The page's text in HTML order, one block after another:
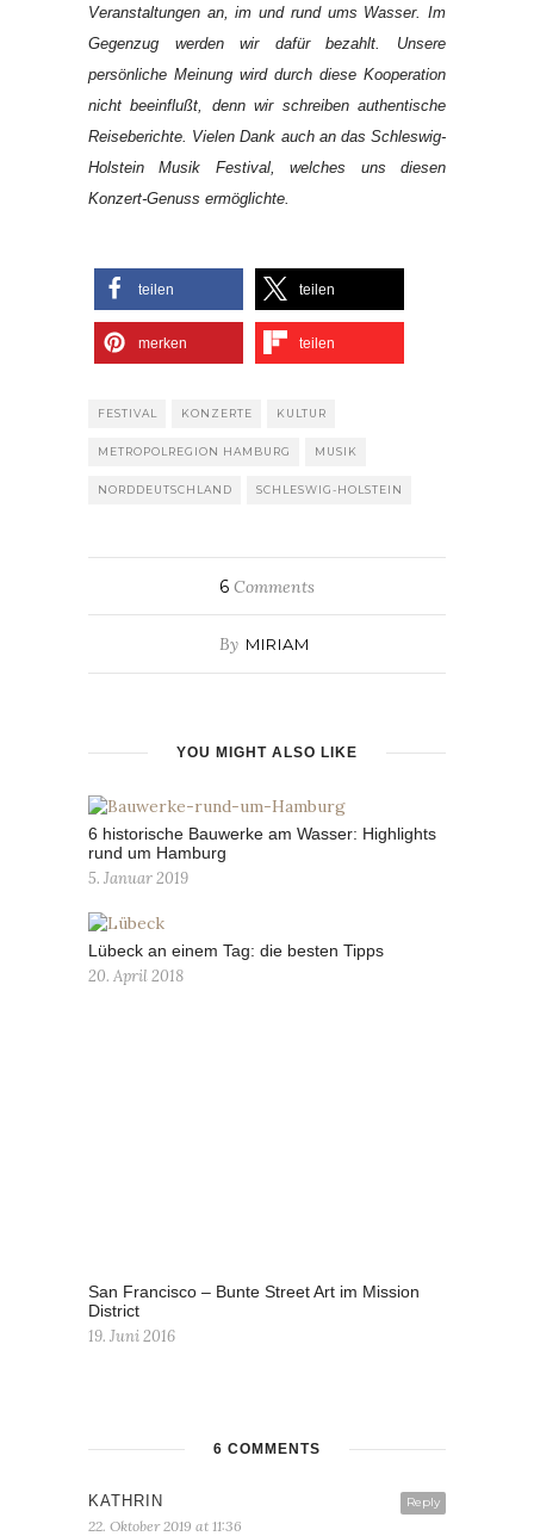
Veranstaltungen an, im und rund ums Wasser. Im
Gegenzug werden wir dafür bezahlt. Unsere
persönliche Meinung wird durch diese Kooperation
nicht beeinflußt, denn wir schreiben authentische
Reiseberichte. Vielen Dank auch an das Schleswig-
Holstein Musik Festival, welches uns diesen
Konzert-Genuss ermöglichte.
teilen teilen
merken teilen
FESTIVAL KONZERTE KULTUR
METROPOLREGION HAMBURG MUSIK
NORDDEUTSCHLAND SCHLESWIG-HOLSTEIN
6 Comments
By MIRIAM
YOU MIGHT ALSO LIKE
6 historische Bauwerke am Wasser: Highlights
rund um Hamburg
5. Januar 2019
Lübeck an einem Tag: die besten Tipps
20. April 2018
Das Gut Pronstorf sieht ja wirklich super
idyllisch aus. Besonders gefallen mir
Kathrin